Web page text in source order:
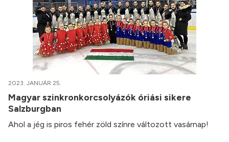
2023. JANUÁR 25.
Magyar szinkronkorcsolyázók óriási sikere
Salzburgban
Ahol a jég is piros fehér zöld színre változott vasárnap!